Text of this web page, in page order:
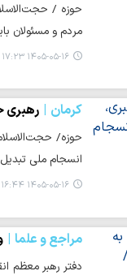
حوزه /
مردم و مسئولان
۱۴۰۵-۰۵-۱۶ ۱۷:۲۳
کرمان رهبری
حوزه/
انسجام ملی
۱۴۰۵-۰۵-۱۶ ۱۶:۴۴
مراجع و علما
دفتر رهبر معظم